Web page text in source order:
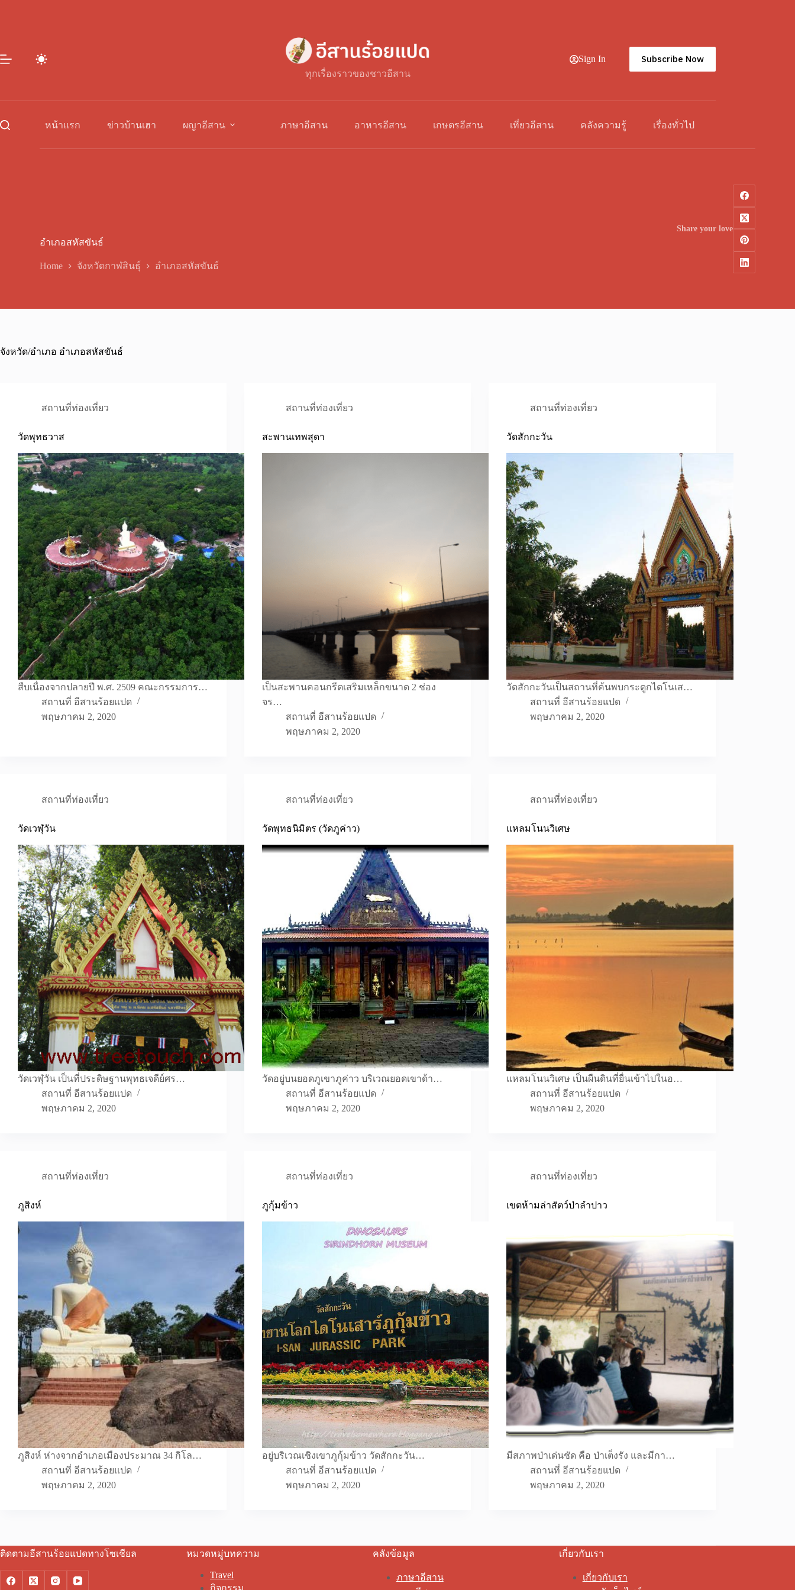
ทุกเรื่องราวของชาวอีสาน
Sign In Subscribe Now
หน้าแรก ข่าวบ้านเฮา ผญาอีสาน ภาษาอีสาน อาหารอีสาน เกษตรอีสาน เที่ยวอีสาน คลังความรู้ เรื่องทั่วไป
อำเภอสหัสขันธ์
Home จังหวัดกาฬสินธุ์ อำเภอสหัสขันธ์
Share your love
จังหวัด/อำเภอ อำเภอสหัสขันธ์
สถานที่ท่องเที่ยว
วัดพุทธวาส
สืบเนื่องจากปลายปี พ.ศ. 2509 คณะกรรมการ…
สถานที่ อีสานร้อยแปด
พฤษภาคม 2, 2020
สถานที่ท่องเที่ยว
สะพานเทพสุดา
เป็นสะพานคอนกรีตเสริมเหล็กขนาด 2 ช่อง
จร…
สถานที่ อีสานร้อยแปด
พฤษภาคม 2, 2020
สถานที่ท่องเที่ยว
วัดสักกะวัน
วัดสักกะวันเป็นสถานที่ค้นพบกระดูกไดโนเส…
สถานที่ อีสานร้อยแปด
พฤษภาคม 2, 2020
สถานที่ท่องเที่ยว
วัดเวฬุวัน
วัดเวฬุวัน เป็นที่ประดิษฐานพุทธเจดีย์ศร…
สถานที่ อีสานร้อยแปด
พฤษภาคม 2, 2020
สถานที่ท่องเที่ยว
วัดพุทธนิมิตร (วัดภูค่าว)
วัดอยู่บนยอดภูเขาภูค่าว บริเวณยอดเขาด้า…
สถานที่ อีสานร้อยแปด
พฤษภาคม 2, 2020
สถานที่ท่องเที่ยว
แหลมโนนวิเศษ
แหลมโนนวิเศษ เป็นผืนดินที่ยื่นเข้าไปในอ…
สถานที่ อีสานร้อยแปด
พฤษภาคม 2, 2020
สถานที่ท่องเที่ยว
ภูสิงห์
ภูสิงห์ ห่างจากอำเภอเมืองประมาณ 34 กิโล…
สถานที่ อีสานร้อยแปด
พฤษภาคม 2, 2020
สถานที่ท่องเที่ยว
ภูกุ้มข้าว
อยู่บริเวณเชิงเขาภูกุ้มข้าว วัดสักกะวัน…
สถานที่ อีสานร้อยแปด
พฤษภาคม 2, 2020
สถานที่ท่องเที่ยว
เขตห้ามล่าสัตว์ป่าลำปาว
มีสภาพป่าเด่นชัด คือ ป่าเต็งรัง และมีกา…
สถานที่ อีสานร้อยแปด
พฤษภาคม 2, 2020
ติดตามอีสานร้อยแปดทางโซเชียล หมวดหมู่บทความ
Travel
คลังข้อมูล
ภาษาอีสาน
เกี่ยวกับเรา
เกี่ยวกับเรา